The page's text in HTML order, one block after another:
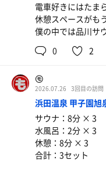
電車好きにはたま
休憩スペースがも
僕の中では品川サ
0
2
㋲
2026.07.26 3回目の訪問
浜田温泉 甲子園旭
サウナ：8分 × 3
水風呂：2分 × 3
休憩：8分 × 3
合計：3セット